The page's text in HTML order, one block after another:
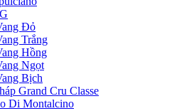
Đỏ
Trắng
Hồng
Ngọt
Bịch
Grand Cru Classe
Di Montalcino